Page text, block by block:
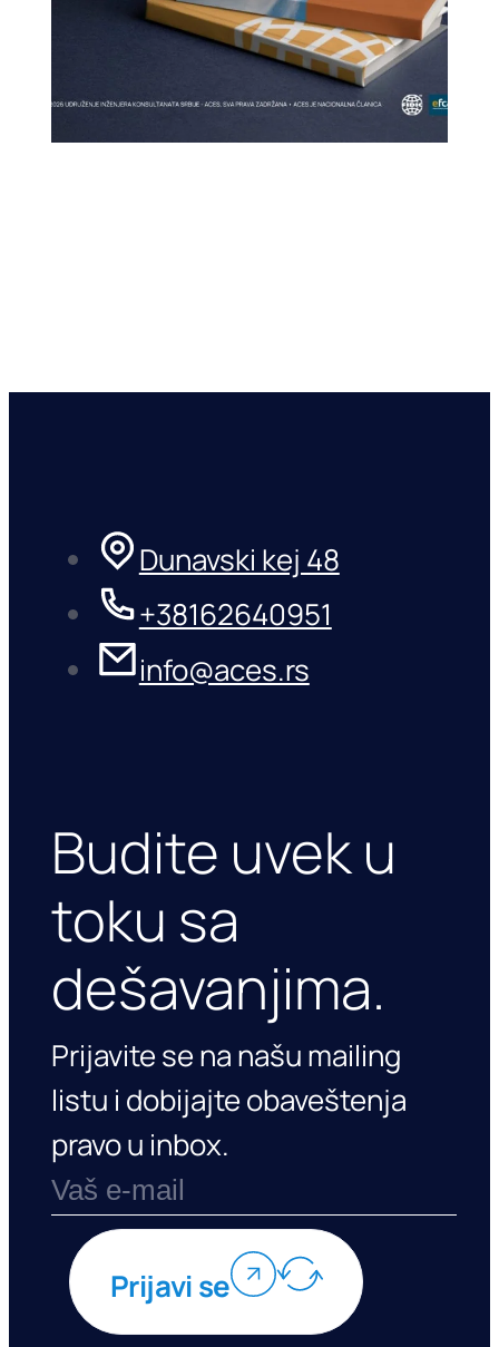
Dunavski kej 48
+38162640951
info@aces.rs
Budite uvek u
toku sa
dešavanjima.
Prijavite se na našu mailing
listu i dobijajte obaveštenja
pravo u inbox.
Prijavi se